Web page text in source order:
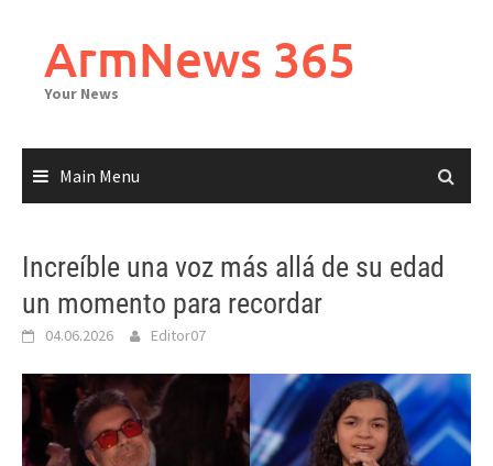
contentArmNews 365
Your News
Main Menu
Increíble una voz más allá de su edad
un momento para recordar
04.06.2026 Editor07